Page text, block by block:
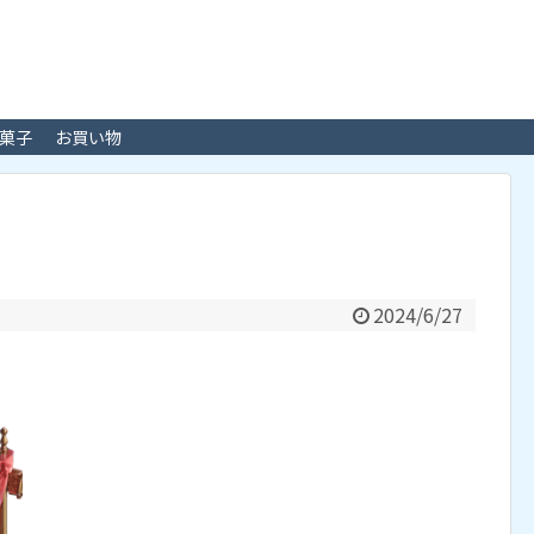
子 お買い物
2024/6/27